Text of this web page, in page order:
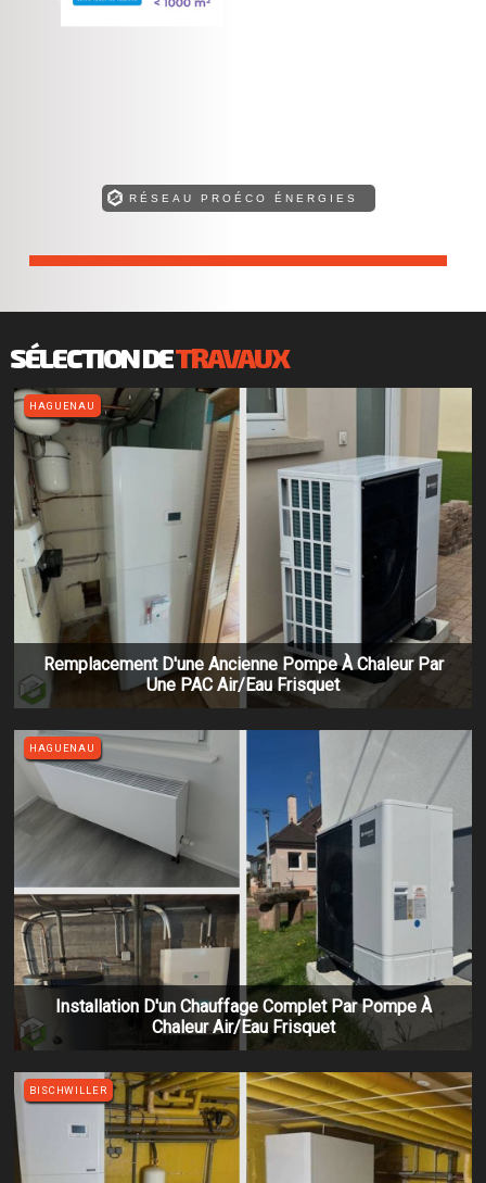
RÉSEAU PROÉCO ÉNERGIES
SÉLECTION DETRAVAUX
Remplacement D'une Ancienne Pompe À Chaleur Par
Une PAC Air/eau Frisquet
HAGUENAU
Installation D'un Chauffage Complet Par Pompe À
Chaleur Air/eau Frisquet
HAGUENAU
BISCHWILLER